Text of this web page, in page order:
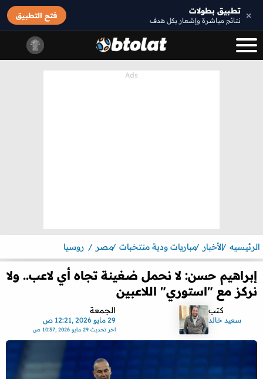
× تطبيق بطولات
نتائج مباشرة وإشعار بكل هدف
فتح التطبيق
الرئيسيه الأخبار مباريات ودية منتخبات مصر روسيا
إبراهيم حسن: لا نحمل ضغينة تجاه أي لاعب.. ولا
نركز مع "استوري" اللاعبين
كتب
سعيد خالد
الجمعة
29 مايو 2026 ,12:21 ص
اخر تحديث29 مايو 2026 ,10:37 ص